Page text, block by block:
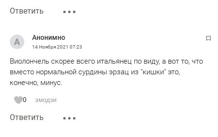
Ответить
Анонимно
14 Ноября 2021 07:23
Виолончель скорее всего итальянец по виду, а вот то, что
вместо нормальной сурдины эрзац из "кишки" это,
конечно, минус.
0 эмодзи
Ответить